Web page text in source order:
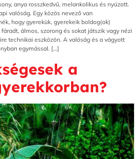
anya rosszkedvű, melankolikus és nyúzott.
valóság. Egy közös nevező van
hogy gyerekük, gyerekeik boldog(ok)
álmos, szorong és sokat játszik vagy nézi
technikai eszközön. A valóság és a vágyott
egymással. […]
a